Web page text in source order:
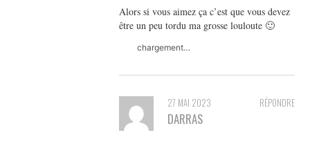
Alors si vous aimez ça c’est que vous devez
être un peu tordu ma grosse louloute 🙂
chargement…
RÉPONDRE
27 MAI 2023
DARRAS